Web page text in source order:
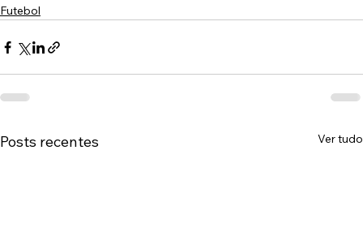
Futebol
Posts recentes Ver tudo